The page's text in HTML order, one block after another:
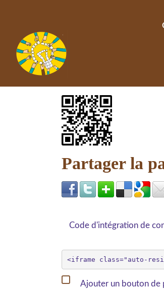
Partager la
Code d'intégration de
Ajouter un bouton de